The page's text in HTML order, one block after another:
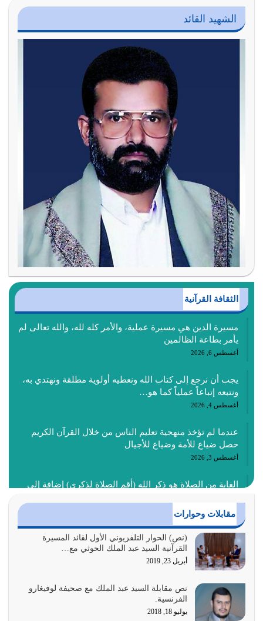
الشهيد القائد
الثقافة القرآنية
مسيرة الدين هي مسيرة عملية، والأمر كله لله، والله تعالى لم
يأمر بطاعة الظالمين
أغسطس 6, 2026
يجب أن نرجع إلى كتاب الله ونعطيه أولوية مطلقة ونهتدي به،
ونتبعه إتباعاً عملياً كما هو…
أغسطس 4, 2026
عندما لم تؤخذ منهجية تعليم الناس من خلال القرآن الكريم
حصل ضياع للأمة وضياع للأجيال
أغسطس 3, 2026
الغاية من الصلاة هو ذكر الله (أقم الصلاة لذكري) إضافة إلى
أغسطس 2, 2026
السبب الرئيسي لشقاء الأمة الابتعاد عن كتاب الله والتعدي
لحدود الله بالإضافات للدين
أغسطس 1, 2026
أبرز أسباب الشقاء هو الإعراض عن ذكر الله وعن هدى الله
المتمثل في القرآن الكريم
يوليو 31, 2026
مقابلات وحوارات
(نص) الحوار التلفزيوني الأول لقائد المسيرة
القرآنية السيد عبد الملك الحوثي مع…
أبريل 23, 2019
نص مقابلة السيد عبد الملك مع صحيفة لوفيغارو
الفرنسية.
يوليو 18, 2018